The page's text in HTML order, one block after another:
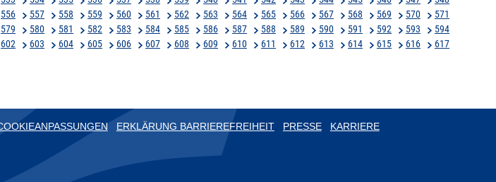
556 557 558 559 560 561 562 563 564 565 566 567 568 569 570
571
579 580 581 582 583 584 585 586 587 588 589 590 591 592 593
594
602 603 604 605 606 607 608 609 610 611 612 613 614 615 616
617
ERKLÄRUNG BARRIEREFREIHEIT PRESSE
KARRIERE